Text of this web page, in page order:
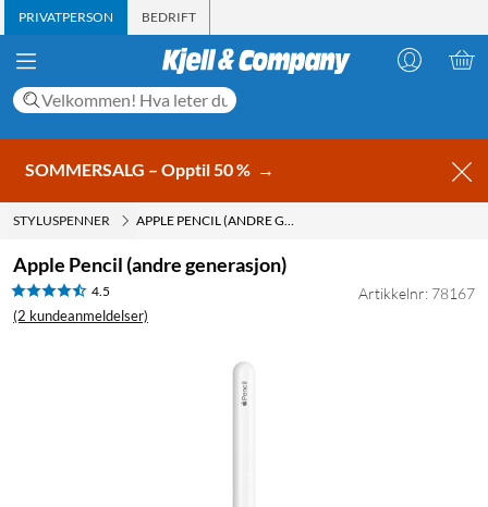
PRIVATPERSON BEDRIFT
SOMMERSALG – Opptil 50 % →
STYLUSPENNER APPLE PENCIL (ANDRE GENERASJON)
Apple Pencil (andre generasjon)
4.5
(2 kundeanmeldelser)
Artikkelnr: 78167